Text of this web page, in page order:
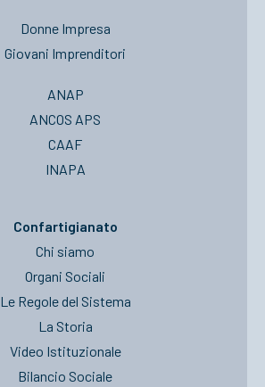
Donne Impresa
Giovani Imprenditori
ANAP
ANCOS APS
CAAF
INAPA
Confartigianato
Chi siamo
Organi Sociali
Le Regole del Sistema
La Storia
Video Istituzionale
Bilancio Sociale